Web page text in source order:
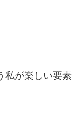
私が楽しい要素